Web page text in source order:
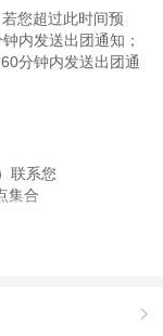
您超过此时间预
内发送出团通知；
分钟内发送出团通
联系您
集合
